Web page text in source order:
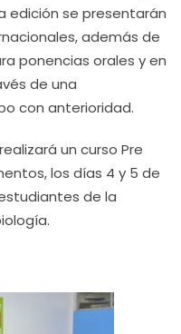
edición se presentarán
además de
ponencias orales y en
de una
con anterioridad.
un curso Pre
los días 4 y 5 de
de la